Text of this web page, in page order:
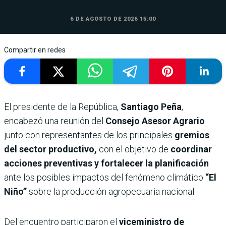
6 DE AGOSTO DE 2026 15:00
Compartir en redes
El presidente de la República, Santiago Peña,
encabezó una reunión del Consejo Asesor Agrario
junto con representantes de los principales gremios
del sector productivo, con el objetivo de coordinar
acciones preventivas y fortalecer la planificación
ante los posibles impactos del fenómeno climático “El
Niño”sobre la producción agropecuaria nacional.
Del encuentro participaron el viceministro de